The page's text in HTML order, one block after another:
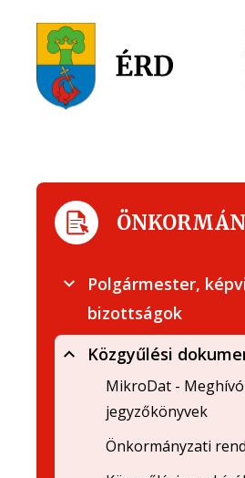
Polgármester,
bizottságok
Közgyűlési
MikroDat -
jegyzőkönyvek
Önkormányzati